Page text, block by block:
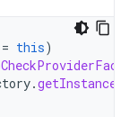
= this)
.getInstance